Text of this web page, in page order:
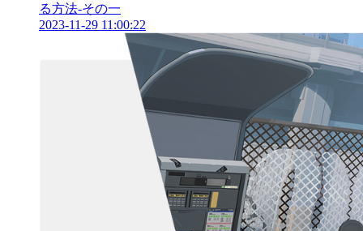
る方法‐その一
2023-11-29 11:00:22